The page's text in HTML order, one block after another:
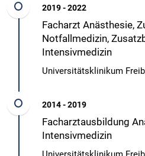
2019 - 2022
Facharzt Anästhesie,
Notfallmedizin,
Intensivmedizin
Universitätsklinikum
2014 - 2019
Facharztausbildung
Intensivmedizin